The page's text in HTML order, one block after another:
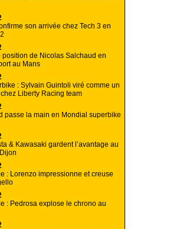
son arrivée chez Tech 3 en
position de Nicolas Salchaud en
au Mans
: Sylvain Guintoli viré comme un
Liberty Racing team
passe la main en Mondial superbike
& Kawasaki gardent l’avantage au
: Lorenzo impressionne et creuse
: Pedrosa explose le chrono au